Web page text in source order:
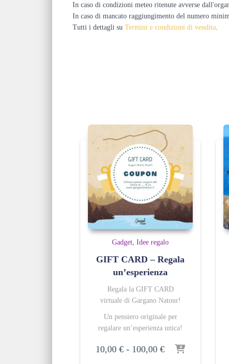
In caso di condizioni meteo ritenute avverse
In caso di mancato raggiungimento del numero
Tutti i dettagli su Termini e condizioni di vendita
Gadget Idee regalo
GIFT CARD – Regala
un’esperienza
Regala la GIFT CARD
virtuale di Gargano Natour!
Un pensiero originale per
regalare un’esperienza unica!
10,00 € - 100,00 €Fascia